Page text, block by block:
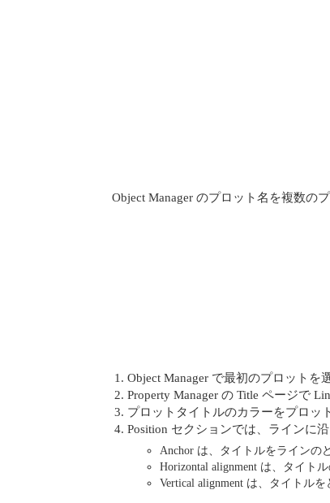
Object Manager のプロット名を複数の
Object Manager で最初のプロットを
Property Manager の Title ページで
プロットタイトルのカラーをプロッ
Position セクションでは、ラインに
Anchor は、タイトルをラインの
Horizontal alignment は、タイト
Vertical alignment は、タイトル